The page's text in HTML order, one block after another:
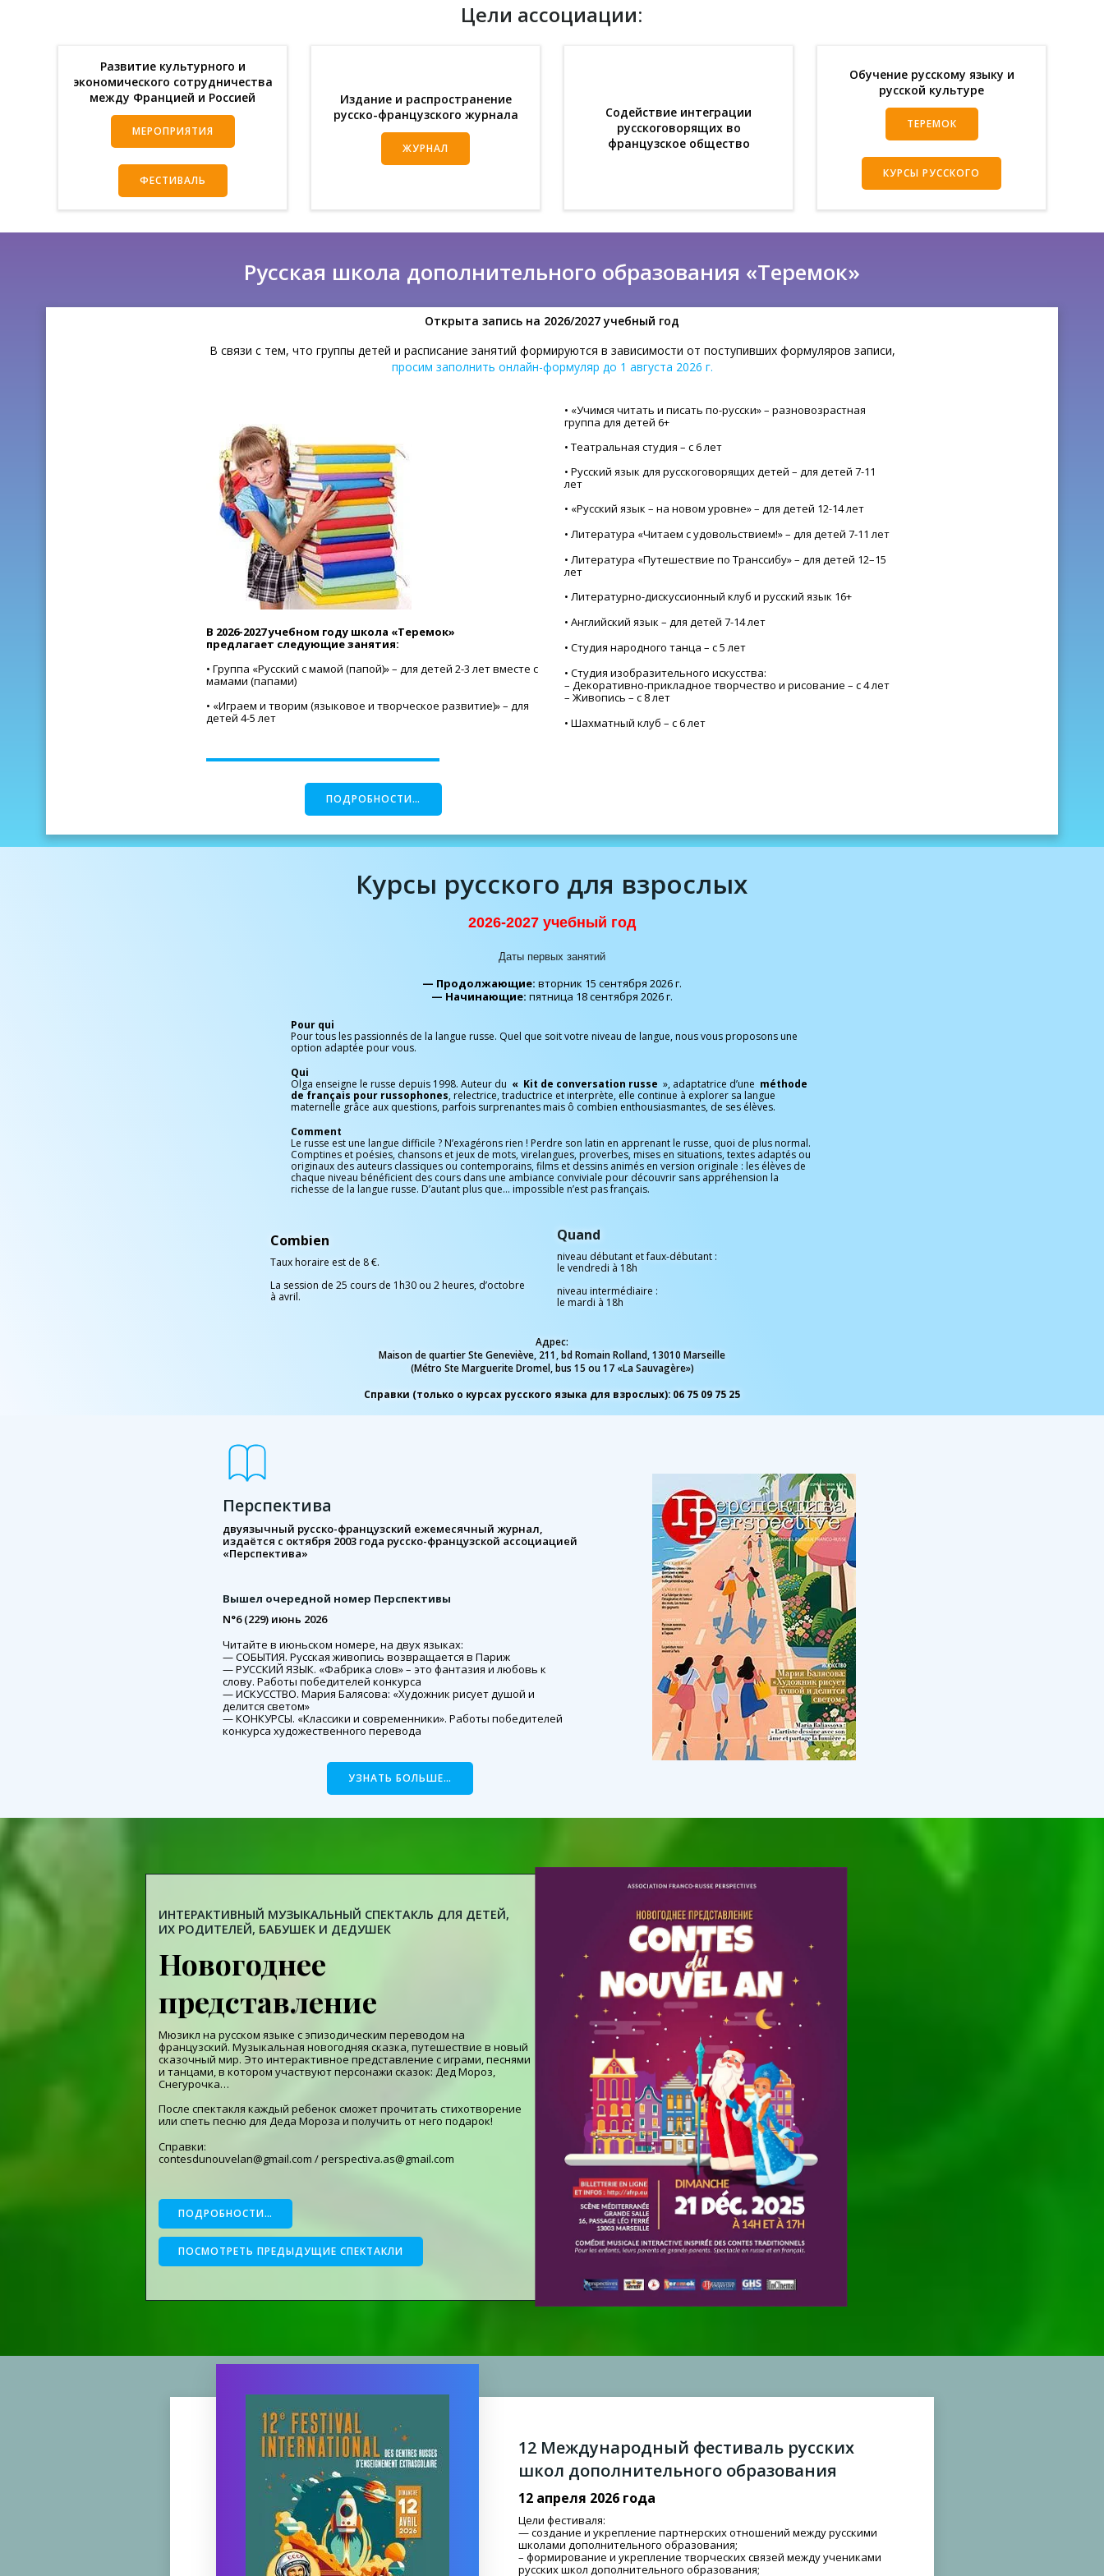
Цели ассоциации:
Развитие культурного и
экономического сотрудничества
между Францией и Россией
МЕРОПРИЯТИЯ
ФЕСТИВАЛЬ
Издание и распространение
русско-французского журнала
ЖУРНАЛ
Содействие интеграции
русскоговорящих во
французское общество
Обучение русскому языку и
русской культуре
ТЕРЕМОК
КУРСЫ РУССКОГО
Русская школа дополнительного образования «Теремок»
Открыта запись на 2026/2027 учебный год
В связи с тем, что группы детей и расписание занятий формируются в зависимости от поступивших формуляров записи,
просим заполнить онлайн-формуляр до 1 августа 2026 г.
В 2026-2027 учебном году школа «Теремок»
предлагает следующие занятия:
• Группа «Русский с мамой (папой)» – для детей 2-3 лет вместе с
мамами (папами)
• «Играем и творим (языковое и творческое развитие)»– для
детей 4-5 лет
ПОДРОБНОСТИ…
• «Учимся читать и писать по-русски» – разновозрастная
группа для детей 6+
• Театральная студия – c 6 лет
• Русский язык для русскоговорящих детей – для детей 7-11
лет
• «Русский язык – на новом уровне» – для детей 12-14 лет
• Литература «Читаем с удовольствием!» – для детей 7-11 лет
• Литература «Путешествие по Транссибу» – для детей 12–15
лет
• Литературно-дискуссионный клуб и русский язык 16+
• Английский язык – для детей 7-14 лет
• Студия народного танца – c 5 лет
• Студия изобразительного искусства:
– Декоративно-прикладное творчество и рисование – c 4 лет
– Живопись – c 8 лет
• Шахматный клуб – с 6 лет
Курсы русского для взрослых
2026-2027 учебный год
Даты первых занятий
— Продолжающие: вторник 15 сентября 2026 г.
— Начинающие: пятница 18 сентября 2026 г.
Pour qui
Pour tous les passionnés de la langue russe. Quel que soit votre niveau de langue, nous vous proposons une
option adaptée pour vous.
Qui
Olga enseigne le russe depuis 1998. Auteur du « Kit de conversation russe», adaptatrice d’une méthode
de français pour russophones, relectrice, traductrice et interprète, elle continue à explorer sa langue
maternelle grâce aux questions, parfois surprenantes mais ô combien enthousiasmantes, de ses élèves.
Comment
Le russe est une langue difficile ? N’exagérons rien ! Perdre son latin en apprenant le russe, quoi de plus normal.
Comptines et poésies, chansons et jeux de mots, virelangues, proverbes, mises en situations, textes adaptés ou
originaux des auteurs classiques ou contemporains, films et dessins animés en version originale : les élèves de
chaque niveau bénéficient des cours dans une ambiance conviviale pour découvrir sans appréhension la
richesse de la langue russe. D’autant plus que… impossible n’est pas français.
Combien
Taux horaire est de 8 €.
La session de 25 cours de 1h30 ou 2 heures, d’octobre
à avril.
Quand
niveau débutant et faux-débutant :
le vendredi à 18h
niveau intermédiaire :
le mardi à 18h
Адрес:
Maison de quartier Ste Geneviève, 211, bd Romain Rolland, 13010 Marseille
(Métro Ste Marguerite Dromel, bus 15 ou 17 «La Sauvagère»)
Справки (только о курсах русского языка для взрослых): 06 75 09 75 25
Перспектива
двуязычный русско-французский ежемесячный журнал,
издаётся с октября 2003 года русско-французской ассоциацией
«Перспектива»
Вышел очередной номер Перспективы
N°6 (229) июнь 2026
Читайте в июньском номере, на двух языках:
— СОБЫТИЯ. Русская живопись возвращается в Париж
— РУССКИЙ ЯЗЫК. «Фабрика слов» – это фантазия и любовь к
слову. Работы победителей конкурса
— ИСКУССТВО. Мария Балясова: «Художник рисует душой и
делится светом»
— КОНКУРСЫ. «Классики и современники». Работы победителей
конкурса художественного перевода
УЗНАТЬ БОЛЬШЕ…
ИНТЕРАКТИВНЫЙ МУЗЫКАЛЬНЫЙ СПЕКТАКЛЬ ДЛЯ ДЕТЕЙ,
ИХ РОДИТЕЛЕЙ, БАБУШЕК И ДЕДУШЕК
Новогоднее
представление
Мюзикл на русском языке с эпизодическим переводом на
французский. Музыкальная новогодняя сказка, путешествие в новый
сказочный мир. Это интерактивное представление с играми, песнями
и танцами, в котором участвуют персонажи сказок: Дед Мороз,
Снегурочка…
После спектакля каждый ребенок сможет прочитать стихотворение
или спеть песню для Деда Мороза и получить от него подарок!
Справки:
contesdunouvelan@gmail.com / perspectiva.as@gmail.com
ПОДРОБНОСТИ…
ПОСМОТРЕТЬ ПРЕДЫДУЩИЕ СПЕКТАКЛИ
12 Международный фестиваль русских
школ дополнительного образования
12 апреля 2026 года
Цели фестиваля:
— создание и укрепление партнерских отношений между русскими
школами дополнительного образования;
– формирование и укрепление творческих связей между учениками
русских школ дополнительного образования;